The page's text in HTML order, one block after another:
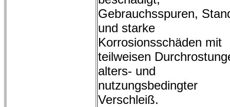
Gebrauchsspuren,
und starke
Korrosionsschäden mit
teilweisen
alters- und
nutzungsbedingter
Verschleiß.